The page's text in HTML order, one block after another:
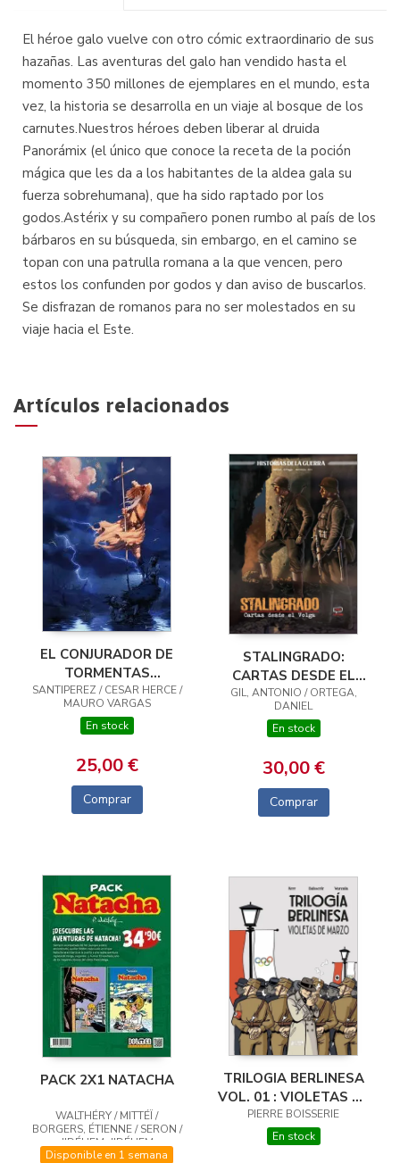
El héroe galo vuelve con otro cómic extraordinario de sus
hazañas. Las aventuras del galo han vendido hasta el
momento 350 millones de ejemplares en el mundo, esta
vez, la historia se desarrolla en un viaje al bosque de los
carnutes.Nuestros héroes deben liberar al druida
Panorámix (el único que conoce la receta de la poción
mágica que les da a los habitantes de la aldea gala su
fuerza sobrehumana), que ha sido raptado por los
godos.Astérix y su compañero ponen rumbo al país de los
bárbaros en su búsqueda, sin embargo, en el camino se
topan con una patrulla romana a la que vencen, pero
estos los confunden por godos y dan aviso de buscarlos.
Se disfrazan de romanos para no ser molestados en su
viaje hacia el Este.
Artículos relacionados
EL CONJURADOR DE
TORMENTAS
INTEGRAL VOL. 01
SANTIPEREZ / CESAR HERCE /
MAURO VARGAS
En stock
25,00 €
Comprar
STALINGRADO:
CARTAS DESDE EL
VOLGA
GIL, ANTONIO / ORTEGA,
DANIEL
En stock
30,00 €
Comprar
PACK 2X1 NATACHA
WALTHÉRY / MITTÉÏ /
BORGERS, ÉTIENNE / SERON /
JIDÉHEM, JIDÉHEM
Disponible en 1 semana
TRILOGIA BERLINESA
VOL. 01 : VIOLETAS DE
MARZO
PIERRE BOISSERIE
En stock